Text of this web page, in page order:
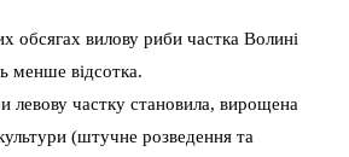
обсягах вилову риби частка Волині
менше відсотка.
левову частку становила, вирощена
(штучне розведення та